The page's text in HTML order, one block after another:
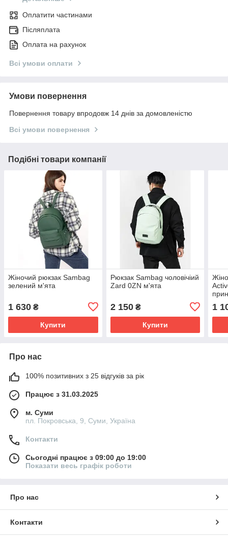
Оплатити частинами
Післяплата
Оплата на рахунок
Всі умови оплати
Умови повернення
Повернення товару впродовж 14 днів за домовленістю
Всі умови повернення
Подібні товари компанії
Жіночий рюкзак Sambag
зелений м'ята
1 630 ₴
Купити
Рюкзак Sambag чоловічіий
Zard 0ZN м'ята
2 150₴
Купити
1
Про нас
100% позитивних з 25 відгуків за рік
Працює з 31.03.2025
м. Суми
пл. Покровська, 9, Суми, Україна
Контакти
Сьогодні працює з 09:00 до 19:00
Показати весь графік роботи
Про нас
Контакти